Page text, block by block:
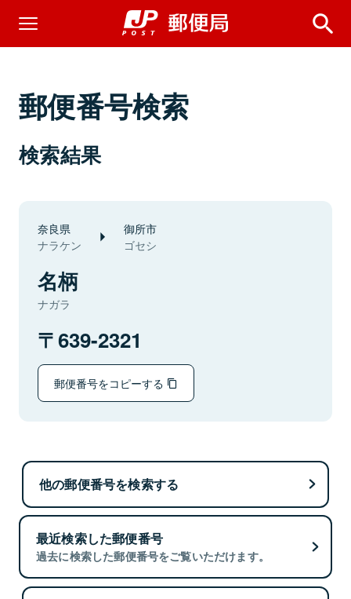
郵便番号検索
検索結果
奈良県
ナラケン
御所市
ゴセシ
名柄
ナガラ
639-2321
郵便番号をコピーする
他の郵便番号を検索する
最近検索した郵便番号
過去に検索した郵便番号をご覧いただけます。